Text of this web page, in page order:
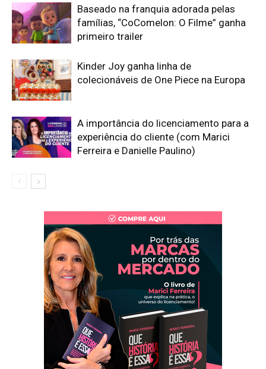
Baseado na franquia adorada pelas
famílias, “CoComelon: O Filme” ganha
primeiro trailer
Kinder Joy ganha linha de
colecionáveis de One Piece na Europa
A importância do licenciamento para a
experiência do cliente (com Marici
Ferreira e Danielle Paulino)